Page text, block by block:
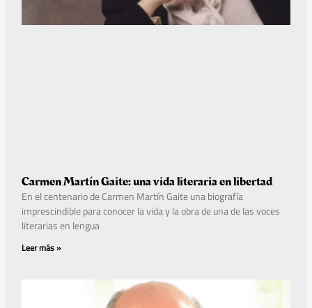
Carmen Martín Gaite: una vida literaria en libertad
En el centenario de Carmen Martín Gaite una biografía
imprescindible para conocer la vida y la obra de una de las voces
literarias en lengua
Leer más »